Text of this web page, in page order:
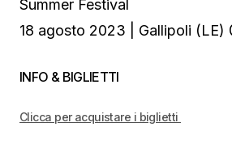
Summer Festival
18 agosto 2023 | Gallipoli (LE)
INFO & BIGLIETTI
Clicca per acquistare i biglietti